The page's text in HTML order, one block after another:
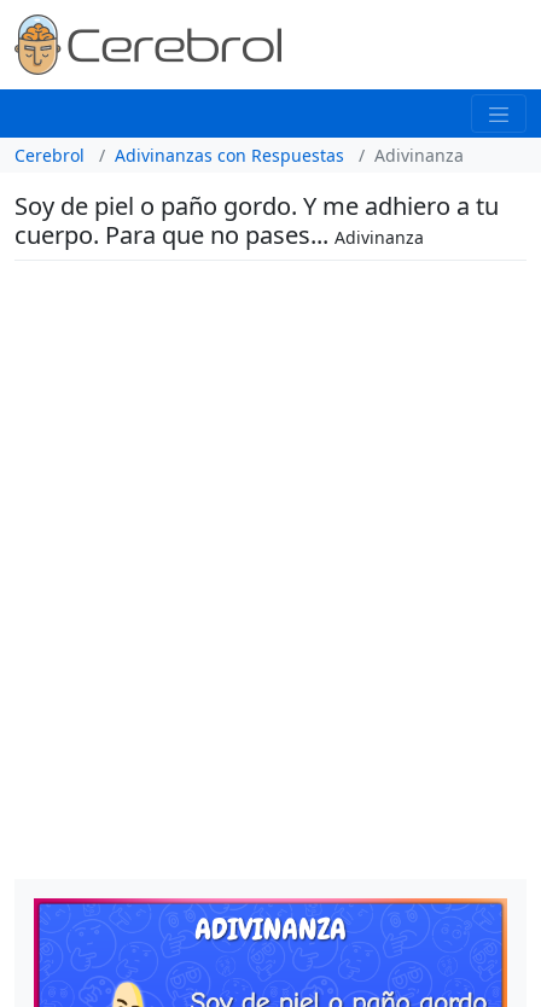
Cerebrol Adivinanzas con Respuestas Adivinanza
Soy de piel o paño gordo. Y me adhiero a tu
cuerpo. Para que no pases... Adivinanza